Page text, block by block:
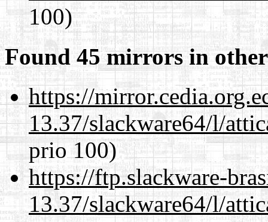
100)
Found 45 mirrors in
https://
13.37/slackware64/l/
prio 100)
https://ftp.slackware-
13.37/slackware64/l/